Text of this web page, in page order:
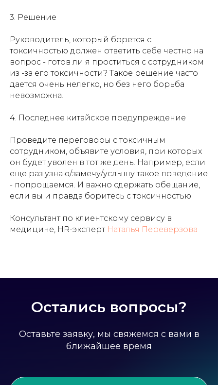
3. Решение
Руководитель, который борется с
токсичностью должен ответить себе честно на
вопрос - готов ли я проститься с сотрудником
из -за его токсичности? Такое решение часто
дается очень нелегко, но без него борьба
невозможна.
4. Последнее китайское предупреждение
Проведите переговоры с токсичным
сотрудником, объявите условия, при которых
он будет уволен в тот же день. Например, если
еще раз узнаю/замечу/услышу такое поведение
- попрощаемся. И важно сдержать обещание,
если вы и правда боритесь с токсичностью
Консультант по клиентскому сервису в
медицине, HR-эксперт Наталья Переверзова
Остались вопросы?
Оставьте заявку, мы свяжемся с вами в
ближайшее время